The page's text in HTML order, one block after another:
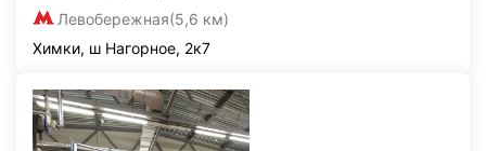
Левобережная(5,6 км)
Химки, ш Нагорное, 2к7